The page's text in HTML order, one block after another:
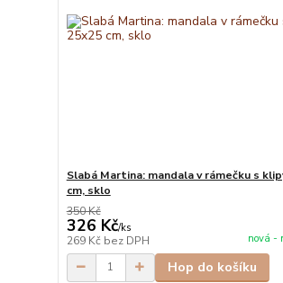
Slabá Martina: mandala v rámečku s
cm, sklo
350 Kč
326 Kč/ks
269 Kč bez DPH nová -
Hop do košíku